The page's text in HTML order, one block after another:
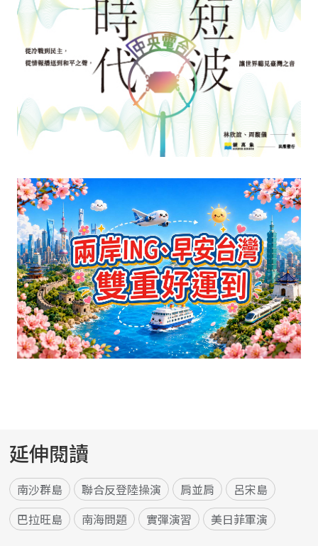
延伸閱讀
南沙群島 聯合反登陸操演 肩並肩
呂宋島
巴拉旺島
南海問題 實彈演習 美日菲軍演